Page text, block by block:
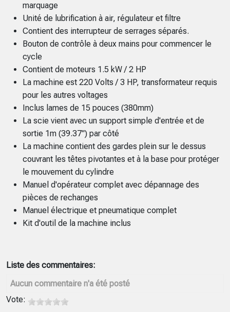
marquage
Unité de lubrification à air, régulateur et filtre
Contient des interrupteur de serrages séparés.
Bouton de contrôle à deux mains pour commencer le
cycle
Contient de moteurs 1.5 kW / 2 HP
La machine est 220 Volts / 3 HP, transformateur requis
pour les autres voltages
Inclus lames de 15 pouces (380mm)
La scie vient avec un support simple d'entrée et de
sortie 1m (39.37") par côté
La machine contient des gardes plein sur le dessus
couvrant les têtes pivotantes et à la base pour protéger
le mouvement du cylindre
Manuel d'opérateur complet avec dépannage des
pièces de rechanges
Manuel électrique et pneumatique complet
Kit d'outil de la machine inclus
Liste des commentaires:
Aucun commentaire n'a été posté
Vote: